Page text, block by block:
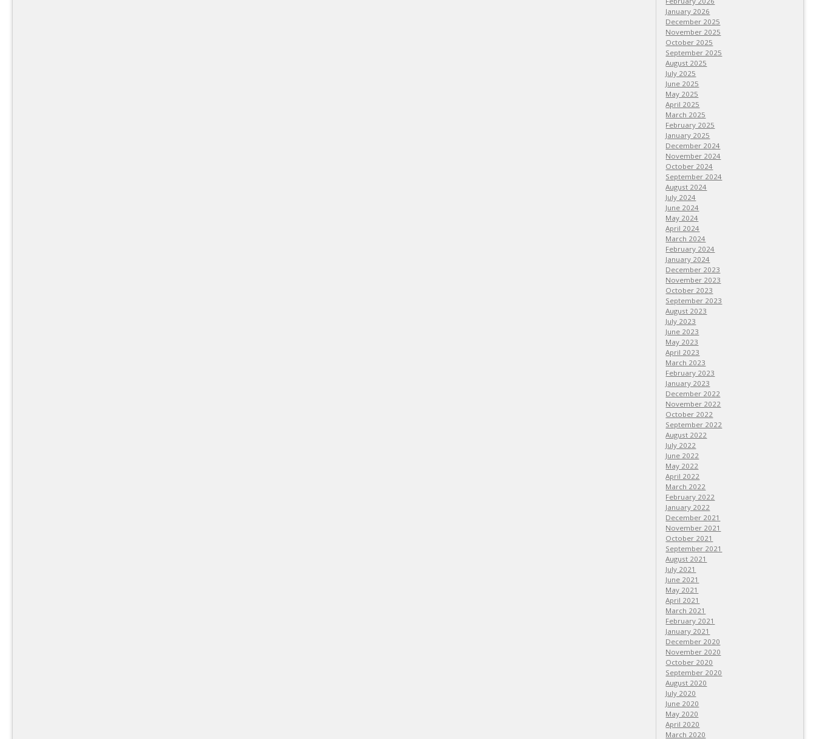
January 2026
December 2025
November 2025
October 2025
September 2025
August 2025
July 2025
June 2025
May 2025
April 2025
March 2025
February 2025
January 2025
December 2024
November 2024
October 2024
September 2024
August 2024
July 2024
June 2024
May 2024
April 2024
March 2024
February 2024
January 2024
December 2023
November 2023
October 2023
September 2023
August 2023
July 2023
June 2023
May 2023
April 2023
March 2023
February 2023
January 2023
December 2022
November 2022
October 2022
September 2022
August 2022
July 2022
June 2022
May 2022
April 2022
March 2022
February 2022
January 2022
December 2021
November 2021
October 2021
September 2021
August 2021
July 2021
June 2021
May 2021
April 2021
March 2021
February 2021
January 2021
December 2020
November 2020
October 2020
September 2020
August 2020
July 2020
June 2020
May 2020
April 2020
March 2020